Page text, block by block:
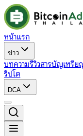
หน้าแรก
ข่าว
บทความรีวิวสารบัญเหรีย
ริปโต
DCA